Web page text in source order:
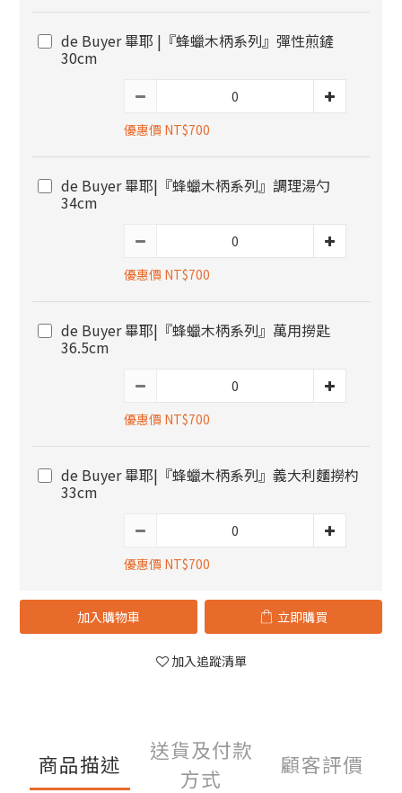
de Buyer 畢耶 |『蜂蠟木柄系列』彈性煎鏟
30cm
優惠價 NT$700
de Buyer 畢耶|『蜂蠟木柄系列』調理湯勺
34cm
優惠價 NT$700
de Buyer 畢耶|『蜂蠟木柄系列』萬用撈匙
36.5cm
優惠價 NT$700
de Buyer 畢耶|『蜂蠟木柄系列』義大利麵撈杓
33cm
優惠價 NT$700
加入購物車 立即購買
加入追蹤清單
商品描述
送貨及付款
方式
顧客評價